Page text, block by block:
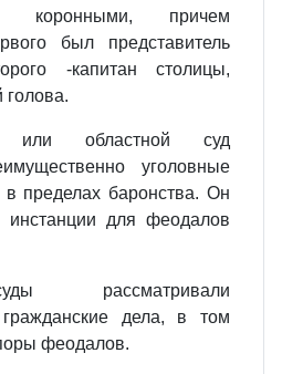
коронными, причем
был представитель
‑капитан столицы,
голова.
или областной суд
уголовные
пределах баронства. Он
для феодалов
рассматривали
дела, в том
феодалов.